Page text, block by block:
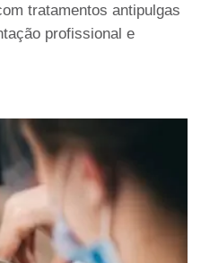
tratamentos antipulgas
profissional e